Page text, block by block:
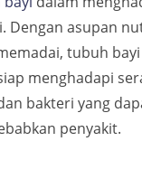
Dengan asupan
tubuh
menghadapi
bakteri yang
penyakit.